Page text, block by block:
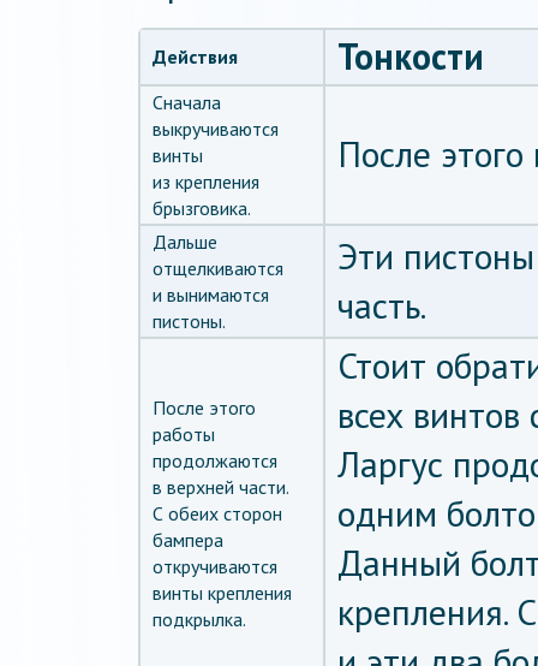
Действия Тонкости
Сначала
выкручиваются
винты
из крепления
брызговика.
После
Дальше
отщелкиваются
и вынимаются
пистоны.
Эти
часть.
После этого
работы
продолжаются
в верхней части.
С обеих сторон
бампера
откручиваются
винты крепления
подкрылка.
Стоит
всех
Ларгус
одним
Данный
крепления.